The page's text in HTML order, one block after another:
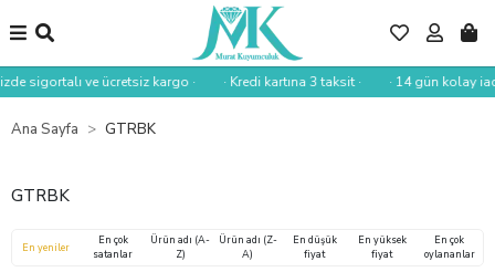
sigortalı ve ücretsiz kargo · · Kredi kartına 3 taksit · · 14 gün kolay
Ana Sayfa GTRBK
GTRBK
En yeniler
En çok
satanlar
Ürün adı (A-
Z)
Ürün adı (Z-
A)
En düşük
fiyat
En yüksek
fiyat
En çok
oylananlar